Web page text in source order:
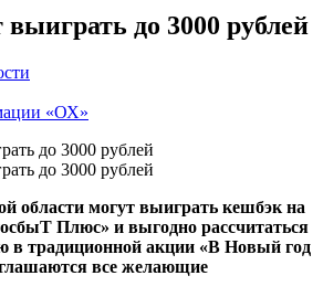
до 3000 рублей
«ОХ»
области могут выиграть кешбэк на
Плюс» и выгодно рассчитаться
в традиционной акции «В Новый год
все желающие